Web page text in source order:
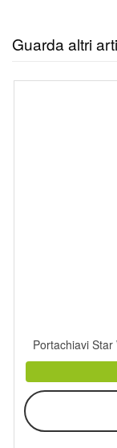
Guarda altri
Portachiavi